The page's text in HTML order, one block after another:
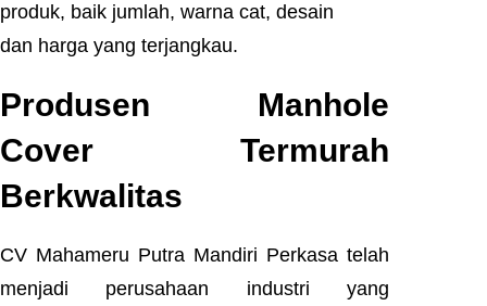
produk, baik jumlah, warna cat, desain
dan harga yang terjangkau.
Produsen Manhole
Cover Termurah
Berkwalitas
CV Mahameru Putra Mandiri Perkasa telah
menjadi perusahaan industri yang